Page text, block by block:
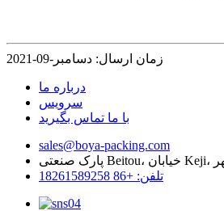
زمان ارسال: دسامبر-09-2021
درباره ما
سرویس
با ما تماس بگیرید
sales@boya-packing.com
تلفن: +86 18261589258